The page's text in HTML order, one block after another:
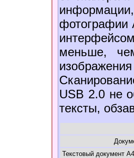
фотографии
меньше,
USB 2.0 не
тексты,
Текстовый документ